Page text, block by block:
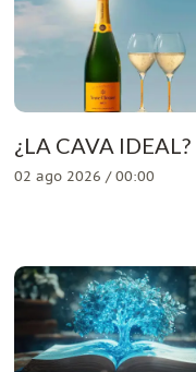
¿LA CAVA IDEAL?
02 ago 2026 / 00:00